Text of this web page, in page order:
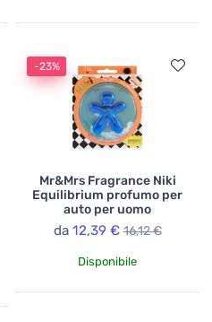
-23%
Mr&Mrs Fragrance Niki
Equilibrium profumo per
auto per uomo
da 12,39 € 16,12 €
Disponibile